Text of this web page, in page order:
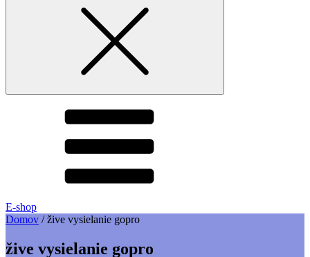
E-shop
Domov /žive vysielanie gopro
žive vysielanie gopro